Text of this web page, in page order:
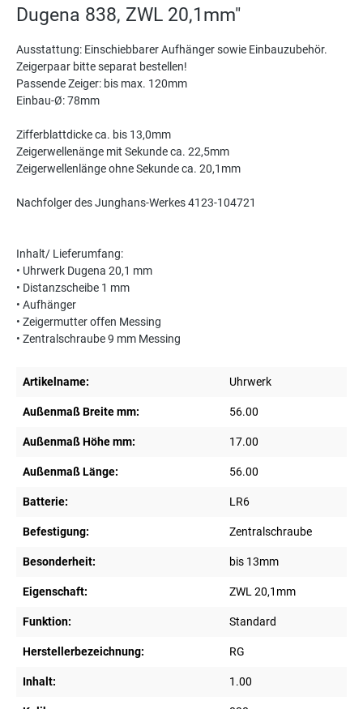
Dugena 838, ZWL 20,1mm"
Ausstattung: Einschiebbarer Aufhänger sowie Einbauzubehör.
Zeigerpaar bitte separat bestellen!
Passende Zeiger: bis max. 120mm
Einbau-Ø: 78mm
Zifferblattdicke ca. bis 13,0mm
Zeigerwellenänge mit Sekunde ca. 22,5mm
Zeigerwellenlänge ohne Sekunde ca. 20,1mm
Nachfolger des Junghans-Werkes 4123-104721
Inhalt/ Lieferumfang:
• Uhrwerk Dugena 20,1 mm
• Distanzscheibe 1 mm
• Aufhänger
• Zeigermutter offen Messing
• Zentralschraube 9 mm Messing
Artikelname: Uhrwerk
Außenmaß Breite mm: 56.00
Außenmaß Höhe mm: 17.00
Außenmaß Länge: 56.00
Batterie: LR6
Befestigung: Zentralschraube
Besonderheit: bis 13mm
Eigenschaft: ZWL 20,1mm
Funktion: Standard
Herstellerbezeichnung: RG
Inhalt: 1.00